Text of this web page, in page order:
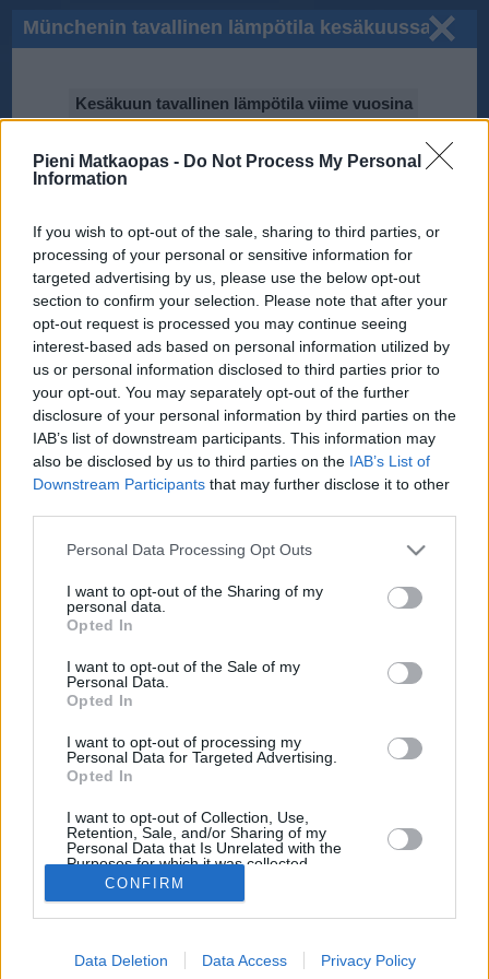
Pieni Matkaopas - Do Not Process My Personal
Information
If you wish to opt-out of the sale, sharing to third parties, or
processing of your personal or sensitive information for
targeted advertising by us, please use the below opt-out
section to confirm your selection. Please note that after your
opt-out request is processed you may continue seeing
interest-based ads based on personal information utilized by
us or personal information disclosed to third parties prior to
your opt-out. You may separately opt-out of the further
disclosure of your personal information by third parties on the
IAB’s list of downstream participants. This information may
also be disclosed by us to third parties on the IAB’s List of
Downstream Participants that may further disclose it to other
Personal Data Processing Opt Outs
I want to opt-out of the Sharing of my
personal data.
Opted In
I want to opt-out of the Sale of my
Personal Data.
Opted In
I want to opt-out of processing my
Personal Data for Targeted Advertising.
Opted In
I want to opt-out of Collection, Use,
Retention, Sale, and/or Sharing of my
Personal Data that Is Unrelated with the
Purposes for which it was collected.
Opted InCONFIRM
Data Deletion Data Access Privacy Policy
Münchenin tavallinen lämpötila kesäkuussa
Kesäkuun tavallinen lämpötila viime vuosina
2017
2016
2015
2013
2012
2011
2010
5℃
10℃
15℃
Tiedot perustuvat National Oceanic and Atmospheric Administration
(NOAA):n ilmastodataan.
Kesäkuun keskilämpötila Münchenissä on viime vuosina
asteen tienoille, ja päivisin lämpötila on kohonnut 20
asteen tuntumaan. Viereisestä kaaviosta näkee, miten
lämmintä Münchenissä on keskimäärin ollut kesäkuussa
viime vuosina ja vaihteluväli, jolla lämpötila tavallisina
päivinä on minäkin vuonna liikkunut.
Hetkellisesti Münchenissä on silti koettu tätäkin
vuoden 2017 kesäkuussa lämpötila käväisi alimmillaan 5
asteessa ja toisaalta vuonna 2013 kesäkuussa
hätyyteltiin eräänä poikkeuksellisen lämpimänä päivänä
33 asteen lukemia.
Entä muut kuukaudet? Miten lämmintä Münchenissä on
ollut...